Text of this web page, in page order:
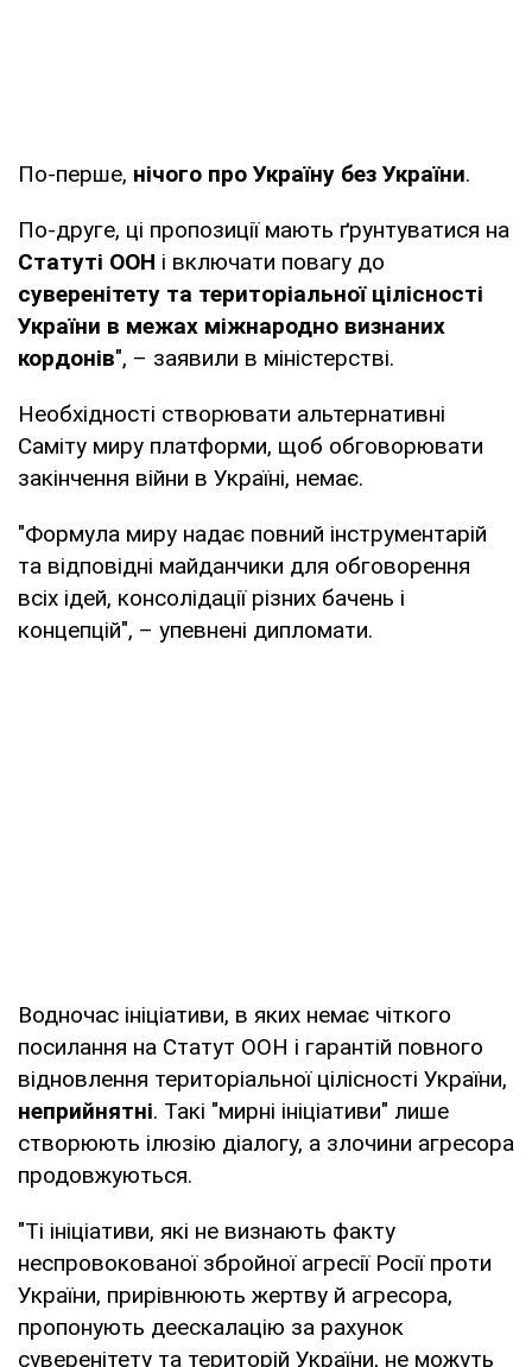
По-перше, нічого про Україну без України.
По-друге, ці пропозиції мають ґрунтуватися на
Статуті ООН і включати повагу до
суверенітету та територіальної цілісності
України в межах міжнародно визнаних
кордонів", – заявили в міністерстві.
Необхідності створювати альтернативні
Саміту миру платформи, щоб обговорювати
закінчення війни в Україні, немає.
"Формула миру надає повний інструментарій
та відповідні майданчики для обговорення
всіх ідей, консолідації різних бачень і
концепцій", – упевнені дипломати.
Водночас ініціативи, в яких немає чіткого
посилання на Статут ООН і гарантій повного
відновлення територіальної цілісності України,
неприйнятні. Такі "мирні ініціативи" лише
створюють ілюзію діалогу, а злочини агресора
продовжуються.
"Ті ініціативи, які не визнають факту
неспровокованої збройної агресії Росії проти
України, прирівнюють жертву й агресора,
пропонують деескалацію за рахунок
суверенітету та територій України, не можуть